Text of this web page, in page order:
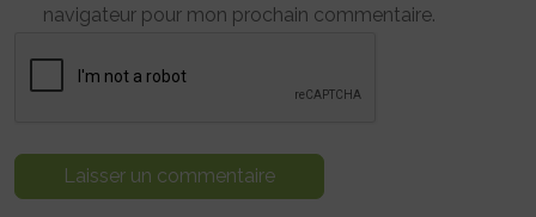
navigateur pour mon prochain commentaire.